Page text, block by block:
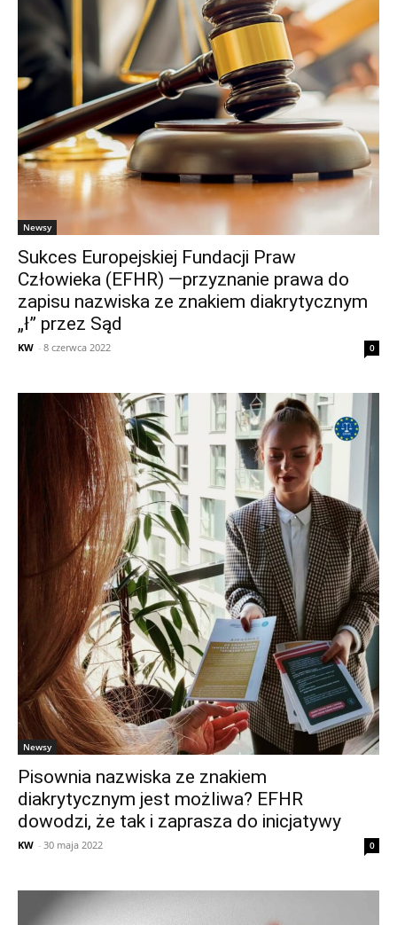
Newsy
Sukces Europejskiej Fundacji Praw
Człowieka (EFHR) —przyznanie prawa do
zapisu nazwiska ze znakiem diakrytycznym
„ł” przez Sąd
KW - 8 czerwca 2022 0
Newsy
Pisownia nazwiska ze znakiem
diakrytycznym jest możliwa? EFHR
dowodzi, że tak i zaprasza do inicjatywy
KW - 30 maja 2022 0